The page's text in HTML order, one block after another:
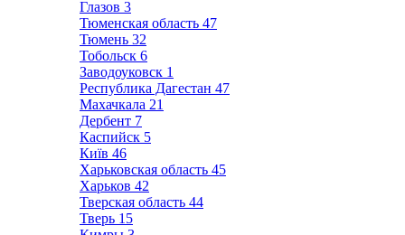
Глазов 3
Тюменская область 47
Тюмень 32
Тобольск 6
Заводоуковск 1
Республика Дагестан 47
Махачкала 21
Дербент 7
Каспийск 5
Київ 46
Харьковская область 45
Харьков 42
Тверская область 44
Тверь 15